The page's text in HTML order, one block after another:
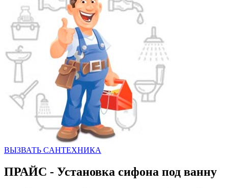
ВЫЗВАТЬ CАНТЕХНИКА
ПРАЙС - Установка сифона под ванну